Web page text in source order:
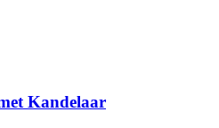
Kandelaar